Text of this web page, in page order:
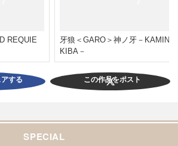
REQUIE
牙狼＜GARO＞神ノ牙－KAMINO
KIBA－
する この作品をポスト
SPECIAL